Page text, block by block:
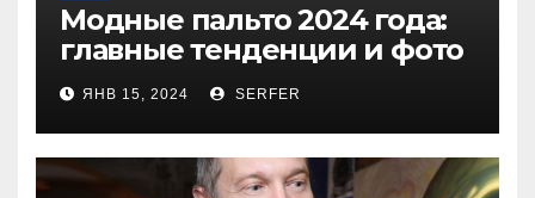
Модные пальто 2024 года:
главные тенденции и фото
новинок
ЯНВ 15, 2024 SERFER